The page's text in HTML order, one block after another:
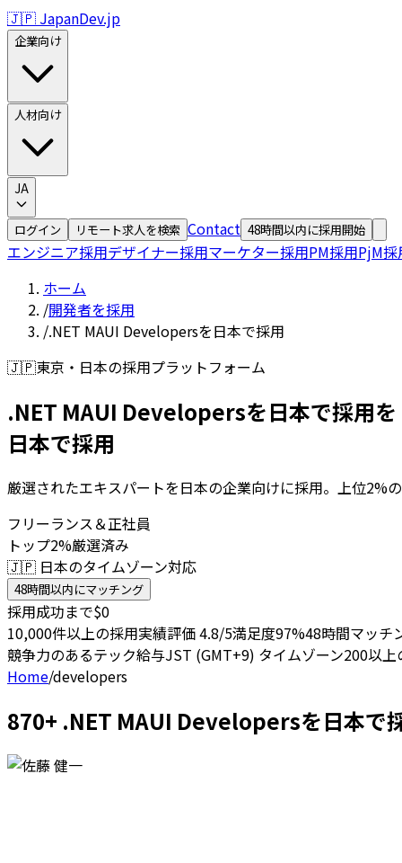
🇯🇵 JapanDev.jp
企業向け
人材向け
JA
ログイン リモート求人を検索 Contact 48時間以内に採用開始
エンジニア採用デザイナー採用マーケター採用PM採用PjM採
ホーム
/開発者を採用
/.NET MAUI Developersを日本で採用
🇯🇵東京・日本の採用プラットフォーム
.NET MAUI Developersを日本で採用を
日本で採用
厳選されたエキスパートを日本の企業向けに採用。上位2%
フリーランス＆正社員
トップ2%厳選済み
🇯🇵 日本のタイムゾーン対応
48時間以内にマッチング
採用成功まで$0
10,000件以上の採用実績評価 4.8/5満足度97%48時間マッチ
競争力のあるテック給与JST (GMT+9) タイムゾーン200以上
Home/developers
870+ .NET MAUI Developersを日本で